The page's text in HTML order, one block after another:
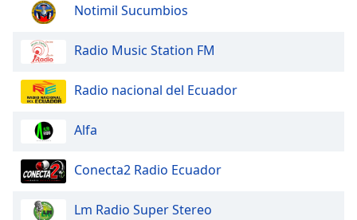
Notimil Sucumbios
Radio Music Station FM
Radio nacional del Ecuador
Alfa
Conecta2 Radio Ecuador
Lm Radio Super Stereo